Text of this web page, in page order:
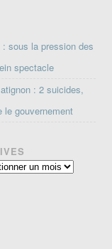
sous la pression des
spectacle
: 2 suicides,
le gouvernement